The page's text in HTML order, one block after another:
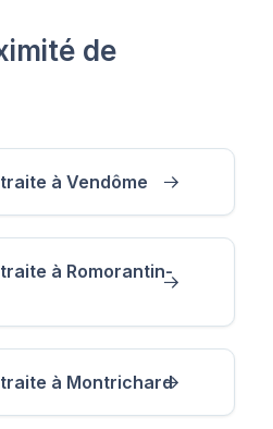
de
à Vendôme
à Romorantin-
à Montrichard